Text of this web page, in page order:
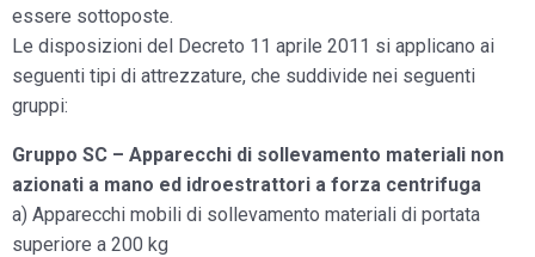
essere sottoposte.
Le disposizioni del Decreto 11 aprile 2011 si applicano ai
seguenti tipi di attrezzature, che suddivide nei seguenti
gruppi:
Gruppo SC – Apparecchi di sollevamento materiali non
azionati a mano ed idroestrattori a forza centrifuga
a) Apparecchi mobili di sollevamento materiali di portata
superiore a 200 kg